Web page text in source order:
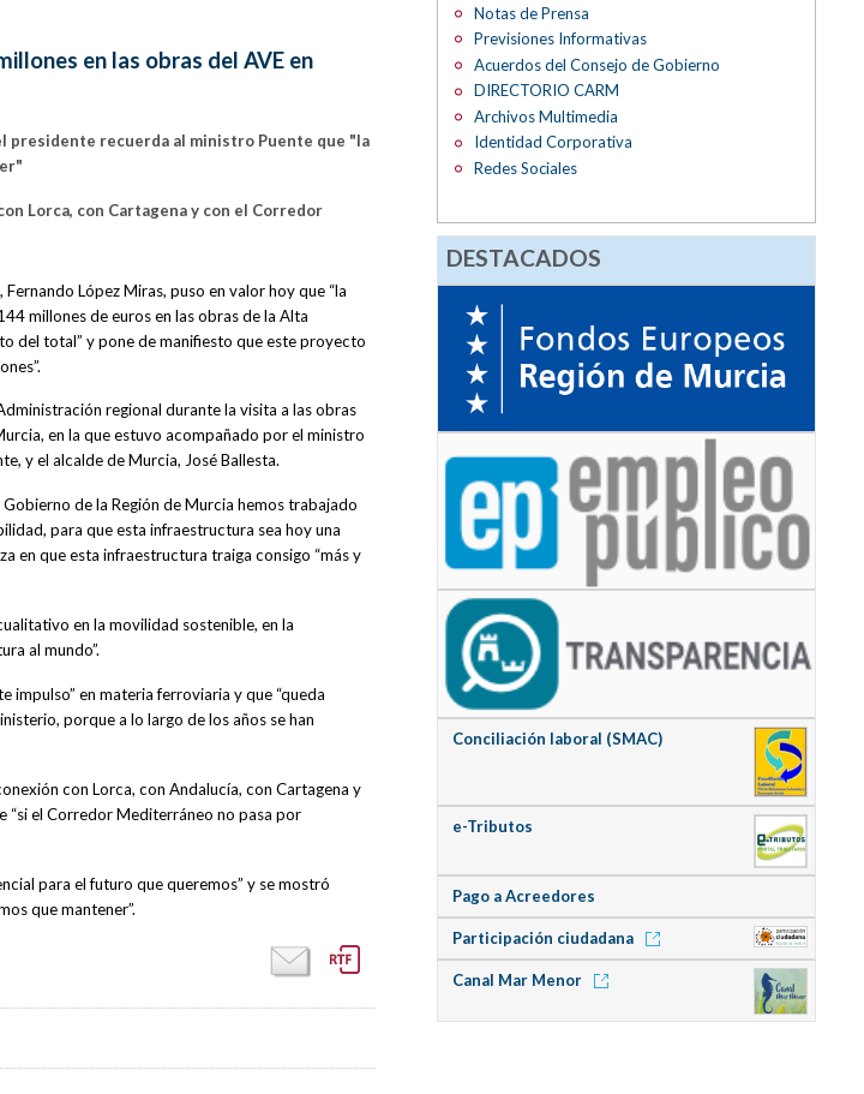
en las obras del AVE en
presidente recuerda al ministro Puente que "la
Lorca, con Cartagena y con el Corredor
López Miras, puso en valor hoy que “la
millones de euros en las obras de la Alta
del total” y pone de manifiesto que este proyecto
regional durante la visita a las obras
en la que estuvo acompañado por el ministro
y el alcalde de Murcia, José Ballesta.
de la Región de Murcia hemos trabajado
para que esta infraestructura sea hoy una
en que esta infraestructura traiga consigo “más y
en la movilidad sostenible, en la
al mundo”.
impulso” en materia ferroviaria y que “queda
porque a lo largo de los años se han
con Lorca, con Andalucía, con Cartagena y
“si el Corredor Mediterráneo no pasa por
para el futuro que queremos” y se mostró
que mantener”.
Notas de Prensa
Previsiones Informativas
Acuerdos del Consejo de Gobierno
DIRECTORIO CARM
Archivos Multimedia
Identidad Corporativa
Redes Sociales
DESTACADOS
Conciliación laboral (SMAC)
e-Tributos
Pago a Acreedores
Participación ciudadana
Canal Mar Menor